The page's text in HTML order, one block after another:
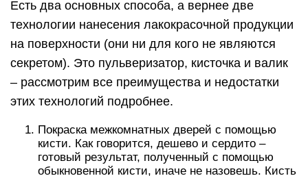
Есть два основных способа, а вернее две
технологии нанесения лакокрасочной продукции
на поверхности (они ни для кого не являются
секретом). Это пульверизатор, кисточка и валик
– рассмотрим все преимущества и недостатки
этих технологий подробнее.
Покраска межкомнатных дверей с помощью
кисти. Как говорится, дешево и сердито –
готовый результат, полученный с помощью
обыкновенной кисти, иначе не назовешь. Кисть